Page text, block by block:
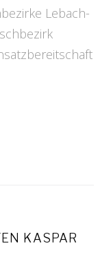
Lebach-
KASPAR